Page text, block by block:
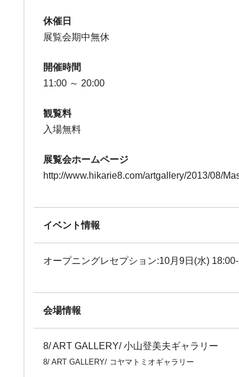
休催日
展覧会期中無休
開催時間
11:00 ～ 20:00
観覧料
入場無料
展覧会ホームページ
http://www.hikarie8.com/artgallery/2013/08/
イベント情報
オープニングレセプション:10月9日(水)
会場情報
8/ ART GALLERY/ 小山登美夫ギャラリー
8/ ART GALLERY/ コヤマトミオギャラリー